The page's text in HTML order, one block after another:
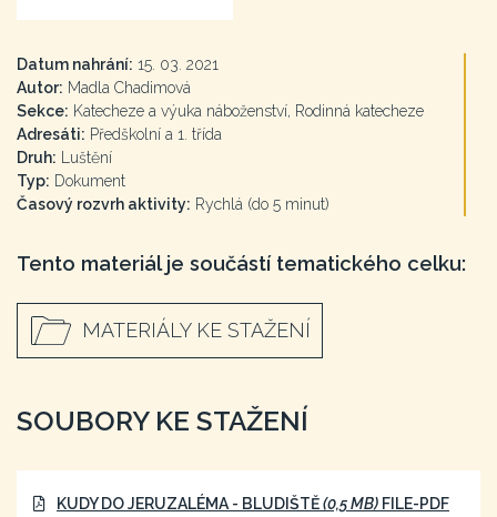
Datum nahrání: 15. 03. 2021
Autor: Madla Chadimová
Sekce: Katecheze a výuka náboženství, Rodinná katecheze
Adresáti: Předškolní a 1. třída
Druh: Luštění
Typ: Dokument
Časový rozvrh aktivity: Rychlá (do 5 minut)
Tento materiál je součástí tematického celku:
MATERIÁLY KE STAŽENÍ
SOUBORY KE STAŽENÍ
KUDY DO JERUZALÉMA - BLUDIŠTĚ(0,5 MB) FILE-PDF